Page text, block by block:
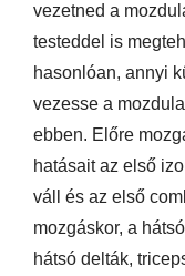
vezetned a
testeddel is
hasonlóan, annyi
vezesse a
ebben. Előre
hatásait az első
váll és az első
mozgáskor, a
hátsó delták,